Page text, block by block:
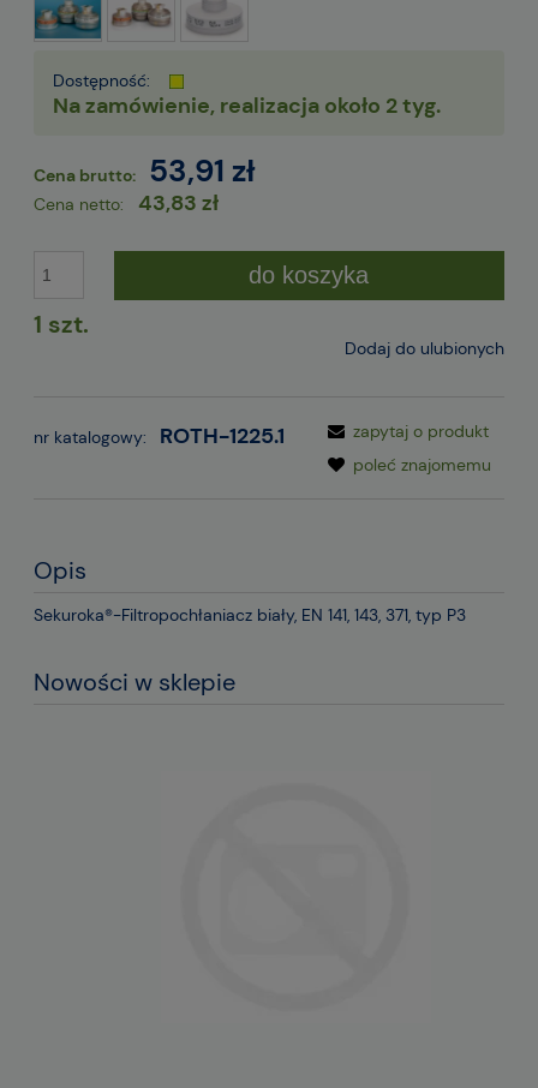
Dostępność:
Na zamówienie, realizacja około 2 tyg.
Cena brutto: 53,91 zł
Cena netto: 43,83 zł
1 szt.
do koszyka
Dodaj do ulubionych
nr katalogowy: ROTH-1225.1
zapytaj o produkt
poleć znajomemu
Opis
Sekuroka®-Filtropochłaniacz biały, EN 141, 143, 371, typ P3
Nowości w sklepie